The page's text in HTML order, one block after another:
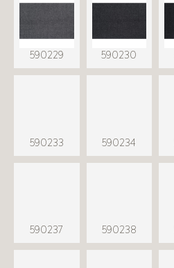
590229 590230
590233 590234
590237 590238